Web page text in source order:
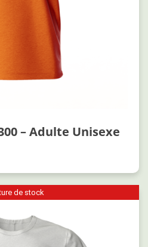
– Adulte Unisexe
de stock